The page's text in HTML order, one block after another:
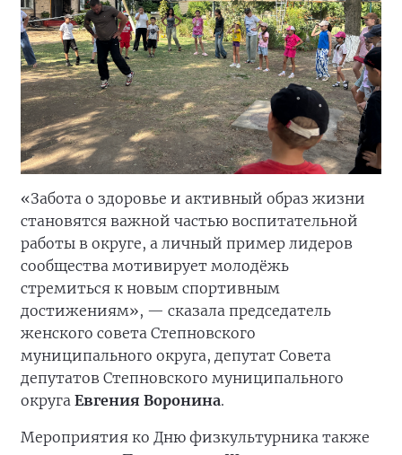
«Забота о здоровье и активный образ жизни
становятся важной частью воспитательной
работы в округе, а личный пример лидеров
сообщества мотивирует молодёжь
стремиться к новым спортивным
достижениям», — сказала председатель
женского совета Степновского
муниципального округа, депутат Совета
депутатов Степновского муниципального
округа Евгения Воронина.
Мероприятия ко Дню физкультурника также